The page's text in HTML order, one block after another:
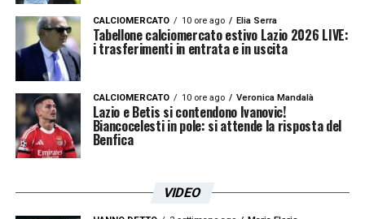
13′Lazio colpita a freddo, i biancocelesti
cercano ora di riordinare le idee per rendersi
pericolosi in avanti
14′ Colpo di testa di Folorunsho!Altro
cross dalla sinistra, la prende l’ex di turno.
Provedel blocca centralmente
CALCIOMERCATO 10 ore ago Elia Serra
Tabellone calciomercato estivo Lazio 2026 LIVE:
i trasferimenti in entrata e in uscita
CALCIOMERCATO 10 ore ago Veronica Mandalà
Lazio e Betis si contendono Ivanovic!
Biancocelesti in pole: si attende la risposta del
Benfica
VIDEO